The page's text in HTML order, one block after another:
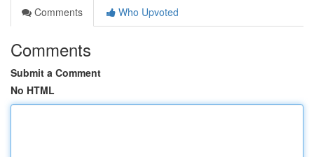
Comments
Who Upvoted
Comments
Submit a Comment
No HTML